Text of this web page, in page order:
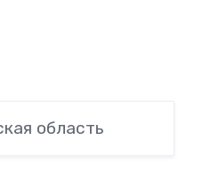
область